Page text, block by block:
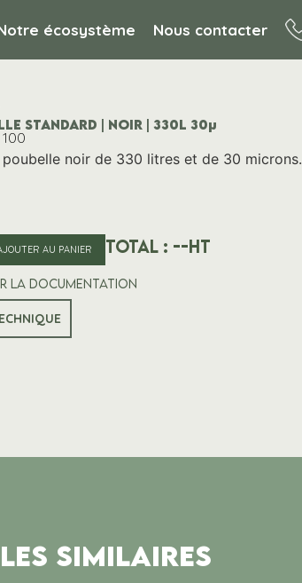
écosystème Nous contacter
STANDARD | NOIR | 330L 30µ
poubelle noir de 330 litres et de 30 microns.
AU PANIER Total : --HT
la documentation
SIMILAIRES